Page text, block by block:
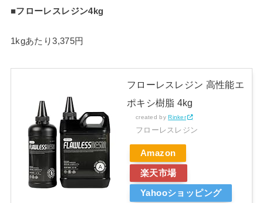
■フローレスレジン4kg
1kgあたり3,375円
フローレスレジン 高性能エ
ポキシ樹脂 4kg
created byRinker
フローレスレジン
Amazon
楽天市場
Yahooショッピング